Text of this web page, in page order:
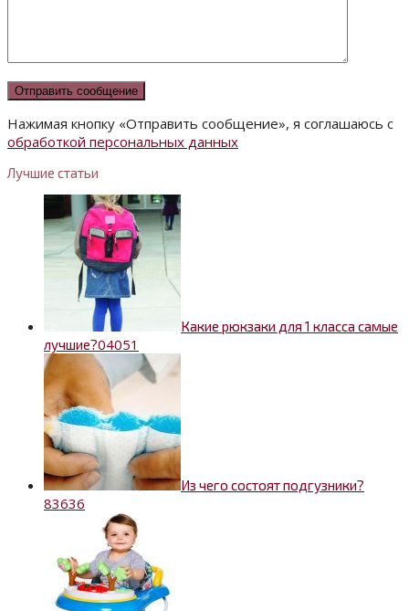
Нажимая кнопку «Отправить сообщение», я соглашаюсь с
обработкой персональных данных
Лучшие статьи
Какие рюкзаки для 1 класса самые
лучшие?04051
Из чего состоят подгузники?
83636